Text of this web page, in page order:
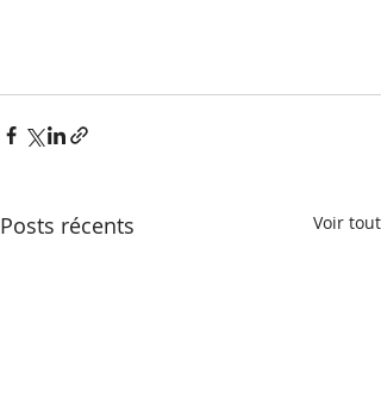
Posts récents Voir tout